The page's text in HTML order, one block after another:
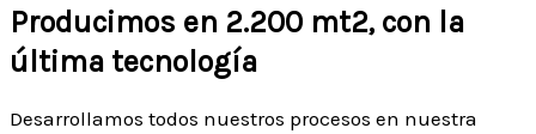
Producimos en 2.200 mt2, con la
última tecnología
Desarrollamos todos nuestros procesos en nuestra